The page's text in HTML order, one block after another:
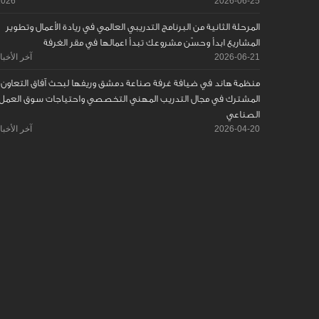
المرحلة الثانية من البرنامج التدريبي العالمي في ريادة الأعمال وتطوير
المشاريع ابدأ وحسّن مشروعك تبدأ اعمالها في مقر الغرفة
2026-06-21 آخر
منظمة هاند في ضيافة غرفة صناعة دمشق وريفها لبحث آفاق التعاون
المشترك في مجال التدريب المهني التخصصي واحتياجات سوق
الصناعي
2026-04-20 آخر